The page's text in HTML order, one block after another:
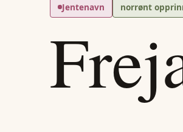
Jentenavn norrønt